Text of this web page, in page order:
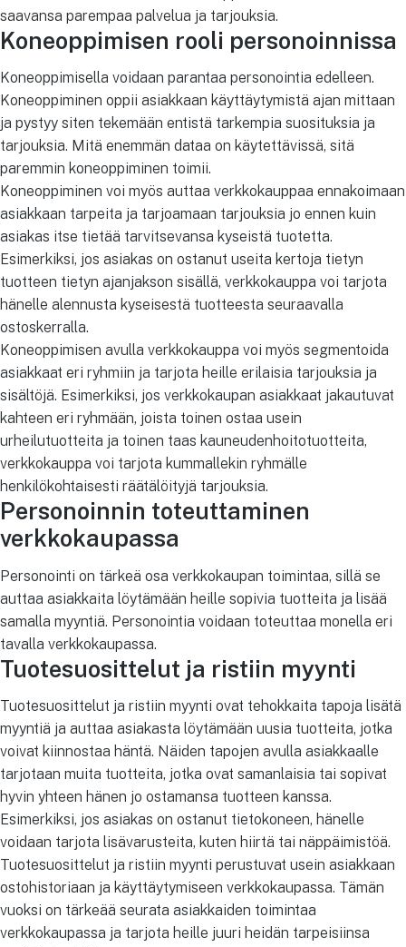
saavansa parempaa palvelua ja tarjouksia.
Koneoppimisen rooli personoinnissa
Koneoppimisella voidaan parantaa personointia edelleen.
Koneoppiminen oppii asiakkaan käyttäytymistä ajan mittaan
ja pystyy siten tekemään entistä tarkempia suosituksia ja
tarjouksia. Mitä enemmän dataa on käytettävissä, sitä
paremmin koneoppiminen toimii.
Koneoppiminen voi myös auttaa verkkokauppaa ennakoimaan
asiakkaan tarpeita ja tarjoamaan tarjouksia jo ennen kuin
asiakas itse tietää tarvitsevansa kyseistä tuotetta.
Esimerkiksi, jos asiakas on ostanut useita kertoja tietyn
tuotteen tietyn ajanjakson sisällä, verkkokauppa voi tarjota
hänelle alennusta kyseisestä tuotteesta seuraavalla
ostoskerralla.
Koneoppimisen avulla verkkokauppa voi myös segmentoida
asiakkaat eri ryhmiin ja tarjota heille erilaisia tarjouksia ja
sisältöjä. Esimerkiksi, jos verkkokaupan asiakkaat jakautuvat
kahteen eri ryhmään, joista toinen ostaa usein
urheilutuotteita ja toinen taas kauneudenhoitotuotteita,
verkkokauppa voi tarjota kummallekin ryhmälle
henkilökohtaisesti räätälöityjä tarjouksia.
Personoinnin toteuttaminen
verkkokaupassa
Personointi on tärkeä osa verkkokaupan toimintaa, sillä se
auttaa asiakkaita löytämään heille sopivia tuotteita ja lisää
samalla myyntiä. Personointia voidaan toteuttaa monella eri
tavalla verkkokaupassa.
Tuotesuosittelut ja ristiin myynti
Tuotesuosittelut ja ristiin myynti ovat tehokkaita tapoja lisätä
myyntiä ja auttaa asiakasta löytämään uusia tuotteita, jotka
voivat kiinnostaa häntä. Näiden tapojen avulla asiakkaalle
tarjotaan muita tuotteita, jotka ovat samanlaisia tai sopivat
hyvin yhteen hänen jo ostamansa tuotteen kanssa.
Esimerkiksi, jos asiakas on ostanut tietokoneen, hänelle
voidaan tarjota lisävarusteita, kuten hiirtä tai näppäimistöä.
Tuotesuosittelut ja ristiin myynti perustuvat usein asiakkaan
ostohistoriaan ja käyttäytymiseen verkkokaupassa. Tämän
vuoksi on tärkeää seurata asiakkaiden toimintaa
verkkokaupassa ja tarjota heille juuri heidän tarpeisiinsa